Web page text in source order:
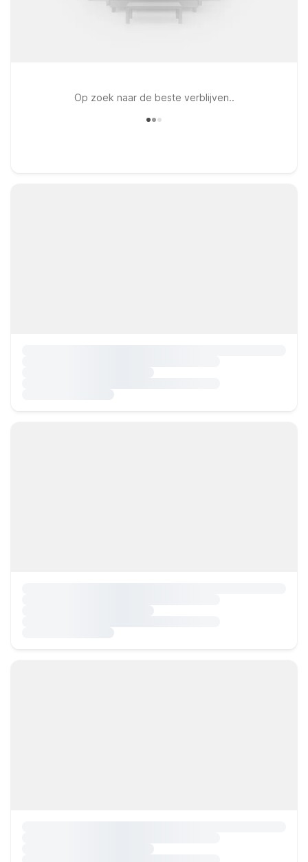
Op zoek naar de beste verblijven..